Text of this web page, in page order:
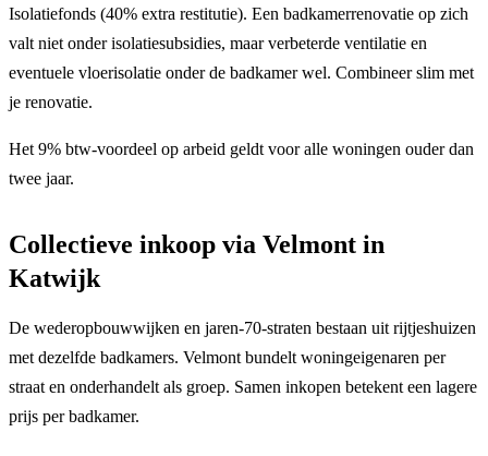
Isolatiefonds (40% extra restitutie). Een badkamerrenovatie op zich
valt niet onder isolatiesubsidies, maar verbeterde ventilatie en
eventuele vloerisolatie onder de badkamer wel. Combineer slim met
je renovatie.
Het 9% btw-voordeel op arbeid geldt voor alle woningen ouder dan
twee jaar.
Collectieve inkoop via Velmont in
Katwijk
De wederopbouwwijken en jaren-70-straten bestaan uit rijtjeshuizen
met dezelfde badkamers. Velmont bundelt woningeigenaren per
straat en onderhandelt als groep. Samen inkopen betekent een lagere
prijs per badkamer.